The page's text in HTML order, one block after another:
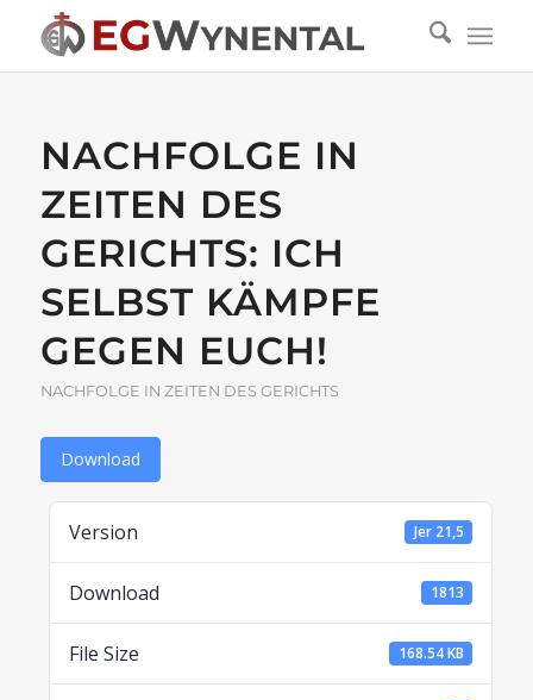
NACHFOLGE IN
ZEITEN DES
GERICHTS: ICH
SELBST KÄMPFE
GEGEN EUCH!
NACHFOLGE IN ZEITEN DES GERICHTS
Download
Version Jer 21,5
Download 1813
File Size 168.54 KB